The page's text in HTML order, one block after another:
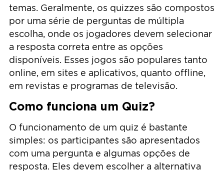
temas. Geralmente, os quizzes são compostos
por uma série de perguntas de múltipla
escolha, onde os jogadores devem selecionar
a resposta correta entre as opções
disponíveis. Esses jogos são populares tanto
online, em sites e aplicativos, quanto offline,
em revistas e programas de televisão.
Como funciona um Quiz?
O funcionamento de um quiz é bastante
simples: os participantes são apresentados
com uma pergunta e algumas opções de
resposta. Eles devem escolher a alternativa